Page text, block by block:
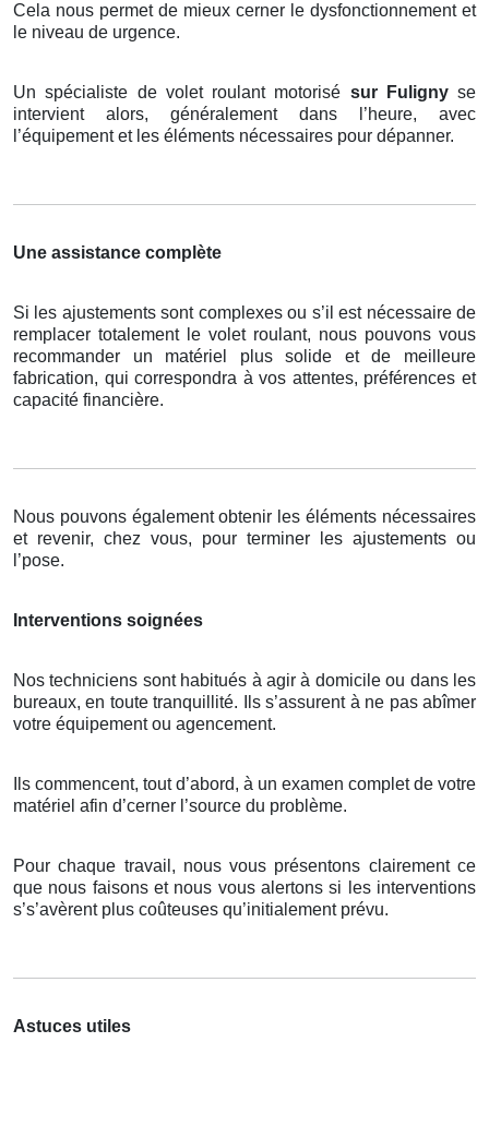
Cela nous permet de mieux cerner le dysfonctionnement et
le niveau de urgence.
Un spécialiste de volet roulant motorisé sur Fuligny se
intervient alors, généralement dans l’heure, avec
l’équipement et les éléments nécessaires pour dépanner.
Une assistance complète
Si les ajustements sont complexes ou s’il est nécessaire de
remplacer totalement le volet roulant, nous pouvons vous
recommander un matériel plus solide et de meilleure
fabrication, qui correspondra à vos attentes, préférences et
capacité financière.
Nous pouvons également obtenir les éléments nécessaires
et revenir, chez vous, pour terminer les ajustements ou
l’pose.
Interventions soignées
Nos techniciens sont habitués à agir à domicile ou dans les
bureaux, en toute tranquillité. Ils s’assurent à ne pas abîmer
votre équipement ou agencement.
Ils commencent, tout d’abord, à un examen complet de votre
matériel afin d’cerner l’source du problème.
Pour chaque travail, nous vous présentons clairement ce
que nous faisons et nous vous alertons si les interventions
s’s’avèrent plus coûteuses qu’initialement prévu.
Astuces utiles